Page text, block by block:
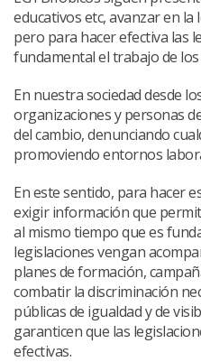
educativos etc, avanzar en
pero para hacer efectiva las
fundamental el trabajo de
En nuestra sociedad desde
organizaciones y personas
del cambio, denunciando
promoviendo entornos
En este sentido, para hacer
exigir información que
al mismo tiempo que es
legislaciones vengan
planes de formación,
combatir la discriminación
públicas de igualdad y de
garanticen que las
efectivas.